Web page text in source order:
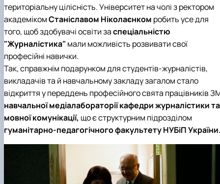
територіальну цілісність. Університет на чолі з ректором
академікомСтаніславом Ніколаєнком робить усе для
того, щоб здобувачі освіти заспеціальністю
"Журналістика" мали можливість розвивати свої
професійні навички.
Так, справжнім подарунком для студентів-журналістів,
викладачів та й навчальному закладу загалом стало
відкриття у переддень професійного свята працівників
навчальної медіалабораторії кафедри журналістики та
мовної комунікації, що є структурним підрозділом
гуманітарно-педагогічного факультетуНУБіП